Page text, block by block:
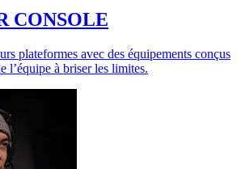
CONSOLE
plateformes avec des équipements conçus
l’équipe à briser les limites.